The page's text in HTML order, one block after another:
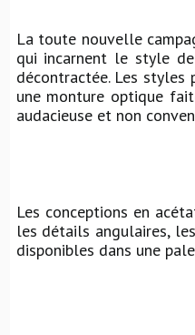
La toute nouvelle
qui incarnent le style
décontractée. Les
une monture optique
audacieuse et non
Les conceptions en
les détails angulaires,
disponibles dans une